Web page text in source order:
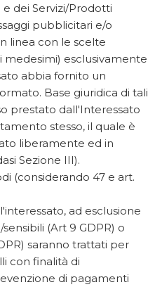
e dei Servizi/Prodotti
pubblicitari e/o
linea con le scelte
esclusivamente
abbia fornito un
Base giuridica di tali
prestato dall'Interessato
stesso, il quale è
liberamente ed in
Sezione III).
(considerando 47 e art.
ad esclusione
(Art 9 GDPR) o
saranno trattati per
con finalità di
di pagamenti